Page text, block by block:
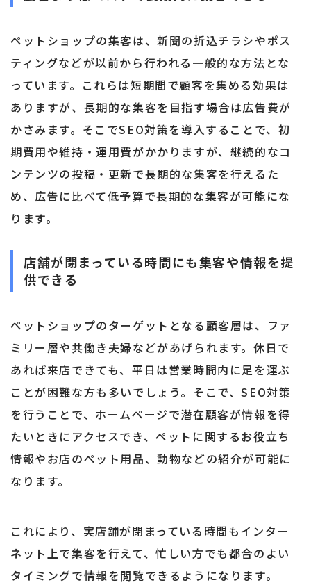
ペットショップの集客は、新聞の折込チラシやポス
ティングなどが以前から行われる一般的な方法とな
っています。これらは短期間で顧客を集める効果は
ありますが、長期的な集客を目指す場合は広告費が
かさみます。そこでSEO対策を導入することで、初
期費用や維持・運用費がかかりますが、継続的なコ
ンテンツの投稿・更新で長期的な集客を行えるた
め、広告に比べて低予算で長期的な集客が可能にな
ります。
店舗が閉まっている時間にも集客や情報を提
供できる
ペットショップのターゲットとなる顧客層は、ファ
ミリー層や共働き夫婦などがあげられます。休日で
あれば来店できても、平日は営業時間内に足を運ぶ
ことが困難な方も多いでしょう。そこで、SEO対策
を行うことで、ホームページで潜在顧客が情報を得
たいときにアクセスでき、ペットに関するお役立ち
情報やお店のペット用品、動物などの紹介が可能に
なります。
これにより、実店舗が閉まっている時間もインター
ネット上で集客を行えて、忙しい方でも都合のよい
タイミングで情報を閲覧できるようになります。